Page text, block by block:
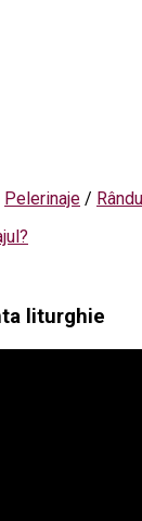
Pelerinaje /
liturghie